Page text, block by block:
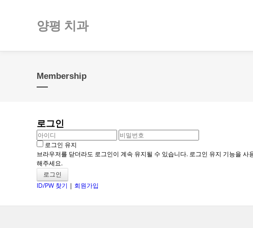
양평 치과
Membership
로그인
로그인 유지
브라우저를 닫더라도 로그인이 계속 유지될 수 있습니다. 로그인 유지 기능을
해주세요.
ID/PW 찾기 | 회원가입